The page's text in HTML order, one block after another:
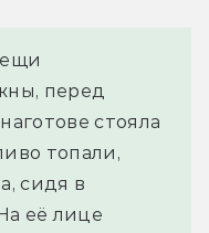
перед
стояла
топали,
сидя в
её лице